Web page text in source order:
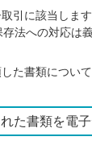
引に該当しま
法への対応は
た書類につい
た書類を電